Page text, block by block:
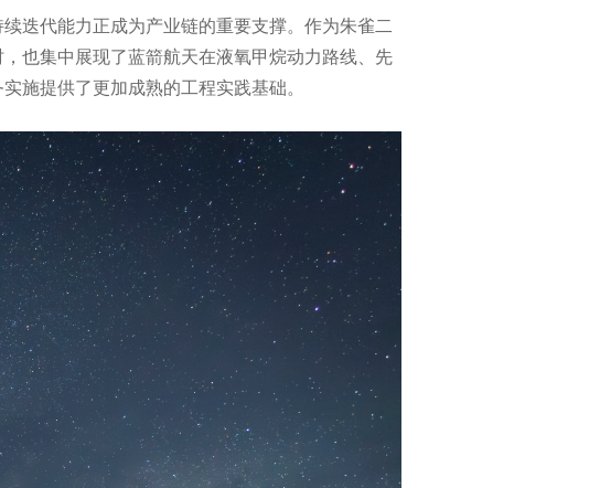
迭代能力正成为产业链的重要支撑。作为朱雀二
也集中展现了蓝箭航天在液氧甲烷动力路线、先
施提供了更加成熟的工程实践基础。